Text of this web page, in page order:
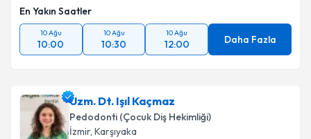
En Yakın Saatler
10 Ağu
10:00
10 Ağu
10:30
10 Ağu
12:00 Daha Fazla
Uzm. Dt. Işıl Kaçmaz
Pedodonti (Çocuk Diş Hekimliği)
İzmir, Karşıyaka